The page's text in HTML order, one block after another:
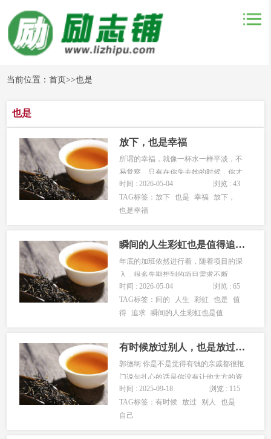
当前位置：首页>>也是
也是
放下，也是幸福
所谓的幸福，就像一杯水一样平淡，不
易觉察。只有在你失去她的时候，你才
会知道她的珍贵。 很早以前，
有一位国王觉得自己不幸福，就派宰相?
找一个最幸福的人，将他幸福的秘密带
福吗？” 男人回答：“不幸...
时间 : 2026-05-04
浏览 : 43
TAG标签： 放下 也是 幸福
放下，
也是幸福
瞬间的人生彩虹也是值得追求的
年底的加班依然进行着，随着项目的深
入，很多先期想到的项目需求不断
的“被”完善着。其实对于每一个项目来
说，需求随着项目的深入是很容易进行
改动的。不同的是，客户如果提出的需
朗，这样的项目做起来也很有目的性，
做着也...
时间 : 2026-05-04
浏览 : 65
TAG标签： 间的 人生 彩虹 也是
值
得 追求 瞬间的人生彩虹也是值
有时候放过别人，也是放过自己!
郭德纲:你是不是觉得有钱的亲戚都很抠
门说句扎心的话是你没有让他大方的资
本郭德纲:人与人之间不来往了原因很简
单一直吃亏的不想再吃亏了占便宜的人
占不到了郭德纲:社会的现实就是如果踩
时间 : 2025-09-18
浏览 : 115
TAG标签：有时候 放过 别人
也是
自己